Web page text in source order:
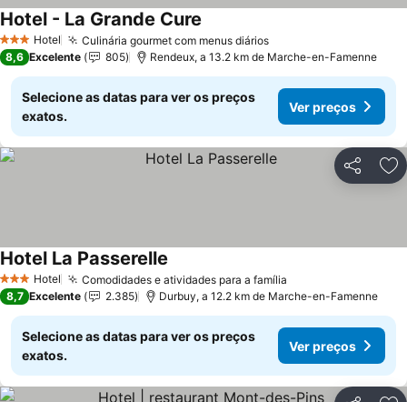
3 EstrelasHotel Culinária gourmet com menus diários
Hotel - La Grande Cure
8,6 Excelente 805 Rendeux, a 13.2 km de Marche-en-Famenne
Selecione as datas para ver os preços
exatos.
Ver preços
Partilhar
3 EstrelasHotel Comodidades e atividades para a família
Hotel La Passerelle
8,7 Excelente 2.385 Durbuy, a 12.2 km de Marche-en-Famenne
Selecione as datas para ver os preços
exatos.
Ver preços